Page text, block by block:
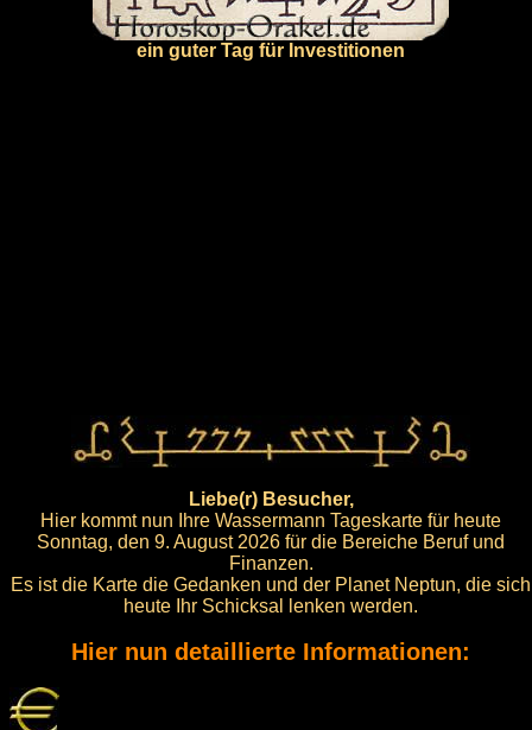
ein guter Tag für Investitionen
Liebe(r) Besucher,
Hier kommt nun Ihre Wassermann Tageskarte für heute
Sonntag, den 9. August 2026 für die Bereiche Beruf und
Finanzen.
Es ist die Karte die Gedanken und der Planet Neptun, die sich
heute Ihr Schicksal lenken werden.
Hier nun detaillierte Informationen: